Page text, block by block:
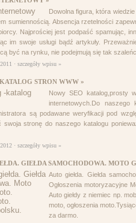
Dowolna figura, która
sumiennością. Absencja rzetelności
Najprościej jest podpaść spamując,
im swoje usługi bądź artykuły.
być na rynku, nie podejmują się tak
· szczegóły wpisu »
STRON WWW »
Nowy SEO katalog,prosty
internetowych.Do
są podawane weryfikacji pod
swoja stronę do naszego katalogu
· szczegóły wpisu »
GIEŁDA SAMOCHODOWA. MOTO
Auto giełda. Giełda
Ogłoszenia motoryzacyjne
Auto giełdy z niemiec np.
moto, ogłoszenia
za darmo.